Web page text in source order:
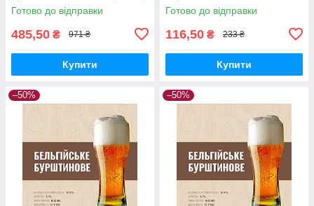
Готово до відправки
485,50 ₴ 971 ₴
Купити
Готово до відправки
116,50 ₴ 233 ₴
Купити
–50% –50%